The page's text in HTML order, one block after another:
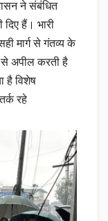
ने संबंधित
दिए हैं। भारी
मार्ग से गंतव्य के
से अपील करती है
है विशेष
रहे